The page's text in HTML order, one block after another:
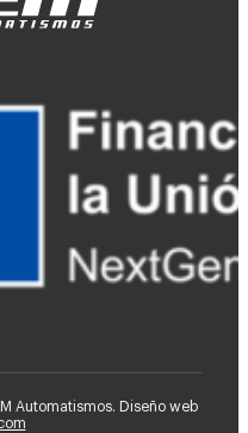
Automatismos. Diseño web